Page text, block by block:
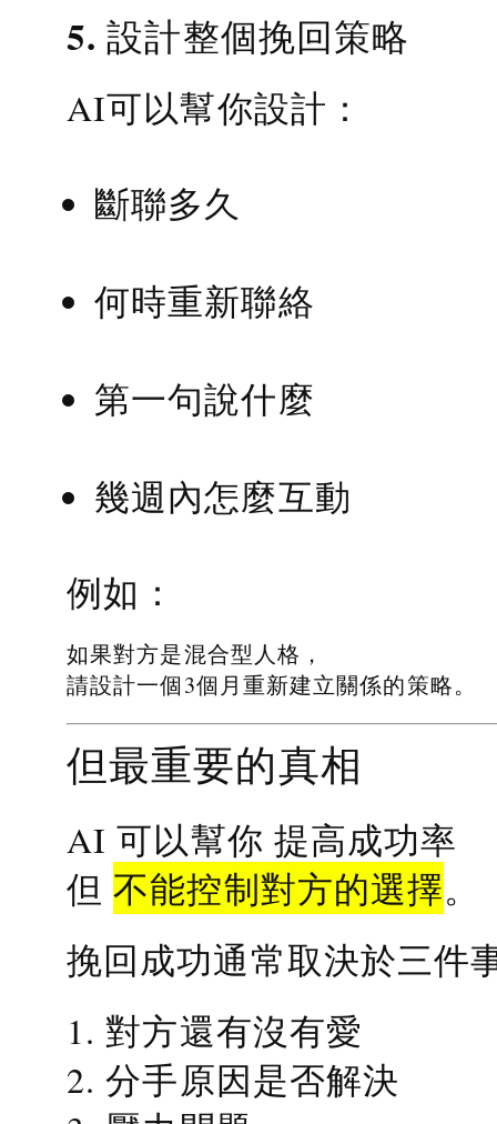
5. 設計整個挽回策略
AI可以幫你設計：
斷聯多久
何時重新聯絡
第一句說什麼
幾週內怎麼互動
例如：
如果對方是混合型人格，
請設計一個3個月重新建立關係的策略。
但最重要的真相
AI 可以幫你 提高成功率
但不能控制對方的選擇。
挽回成功通常取決於三件
1. 對方還有沒有愛
2. 分手原因是否解決